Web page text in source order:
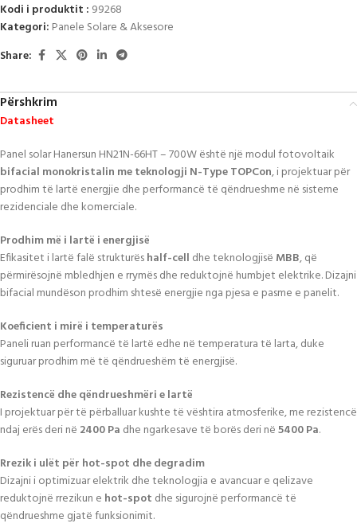
Kodi i produktit : 99268
Kategori: Panele Solare & Aksesore
Share:
Përshkrim
Datasheet
Panel solar Hanersun HN21N-66HT – 700W është një modul fotovoltaik
bifacial monokristalin me teknologji N-Type TOPCon, i projektuar për
prodhim të lartë energjie dhe performancë të qëndrueshme në sisteme
rezidenciale dhe komerciale.
Prodhim më i lartë i energjisë
Efikasitet i lartë falë strukturëshalf-cell dhe teknologjisë MBB, që
përmirësojnë mbledhjen e rrymës dhe reduktojnë humbjet elektrike. Dizajni
bifacial mundëson prodhim shtesë energjie nga pjesa e pasme e panelit.
Koeficient i mirë i temperaturës
Paneli ruan performancë të lartë edhe në temperatura të larta, duke
siguruar prodhim më të qëndrueshëm të energjisë.
Rezistencë dhe qëndrueshmëri e lartë
I projektuar për të përballuar kushte të vështira atmosferike, me rezistencë
ndaj erës deri në 2400 Pa dhe ngarkesave të borës deri në5400 Pa.
Rrezik i ulët për hot-spot dhe degradim
Dizajni i optimizuar elektrik dhe teknologjia e avancuar e qelizave
reduktojnë rrezikun e hot-spot dhe sigurojnë performancë të
qëndrueshme gjatë funksionimit.